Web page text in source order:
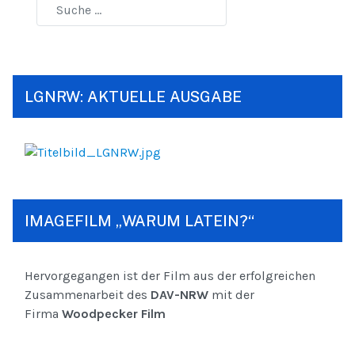
LGNRW: AKTUELLE AUSGABE
IMAGEFILM „WARUM LATEIN?“
Hervorgegangen ist der Film aus der erfolgreichen
Zusammenarbeit des DAV-NRW mit der
Firma Woodpecker Film